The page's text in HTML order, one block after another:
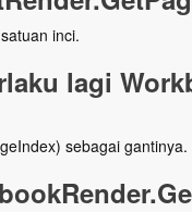
inci.
lagi
sebagai gantinya.